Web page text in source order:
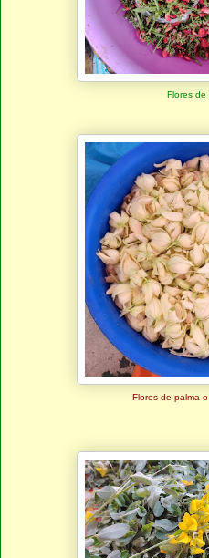
Flores de
Flores de palma